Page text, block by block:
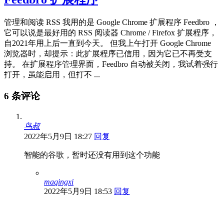
管理和阅读 RSS 我用的是 Google Chrome 扩展程序 Feedbro ，
它可以说是最好用的 RSS 阅读器 Chrome / Firefox 扩展程序，
自2021年用上后一直到今天。 但我上午打开 Google Chrome
浏览器时，却提示：此扩展程序已信用，因为它已不再受支
持。 在扩展程序管理界面，Feedbro 自动被关闭，我试着强行
打开，虽能启用，但打不 ...
6 条评论
鸟叔
2022年5月9日 18:27 回复
智能的谷歌，暂时还没有用到这个功能
maqingxi
2022年5月9日 18:53 回复